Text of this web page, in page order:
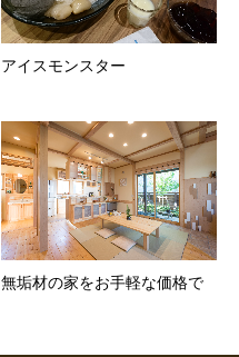
アイスモンスター
無垢材の家をお手軽な価格で